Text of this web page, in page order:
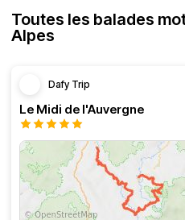
Toutes les balades
Alpes
Dafy Trip
Le Midi de l'Auvergne